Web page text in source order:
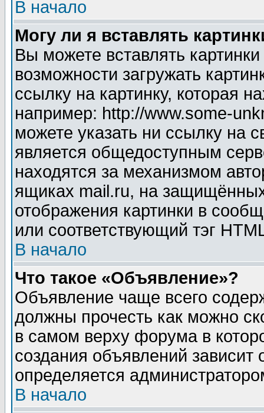
В начало
Могу ли я вставлять
Вы можете вставлять
возможности загружать
ссылку на картинку, которая
например: http://www.some-
можете указать ни ссылку на
является общедоступным
находятся за механизмом
ящиках mail.ru, на
отображения картинки в
или соответствующий тэг
В начало
Что такое «Объявление»?
Объявление чаще всего
должны прочесть как можно
в самом верху форума в
создания объявлений зависит
определяется
В начало